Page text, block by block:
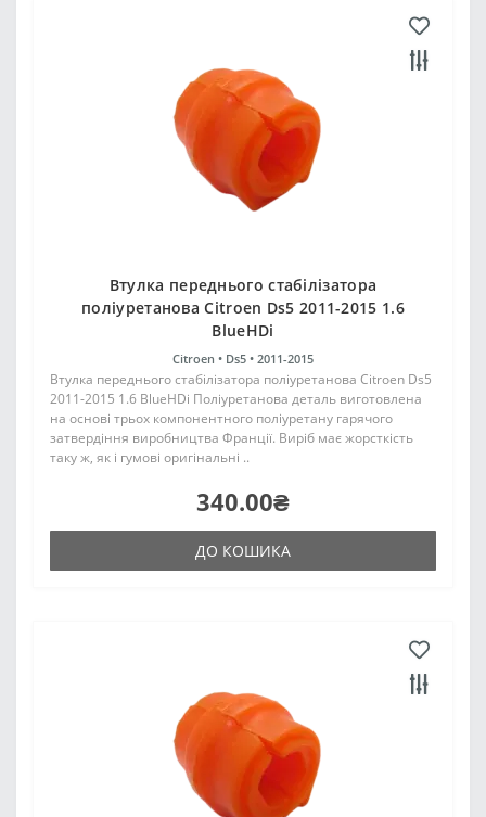
Втулка переднього стабілізатора
поліуретанова Citroen Ds5 2011-2015 1.6
BlueHDi
Citroen • Ds5 • 2011-2015
Втулка переднього стабілізатора поліуретанова Citroen Ds5
2011-2015 1.6 BlueHDi Поліуретанова деталь виготовлена
на основі трьох компонентного поліуретану гарячого
затвердіння виробництва Франції. Виріб має жорсткість
таку ж, як і гумові оригінальні ..
340.00₴
ДО КОШИКА